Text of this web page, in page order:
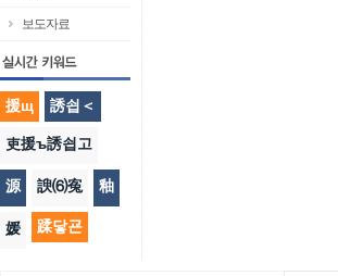
보도자료
援щ 誘쇱＜
吏援ъ誘쇱고
源 諛⑹寃 釉
媛 蹂닿굔